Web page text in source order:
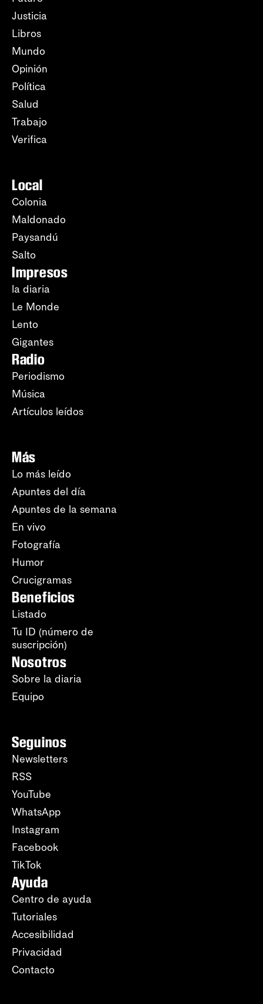
Justicia
Libros
Mundo
Opinión
Política
Salud
Trabajo
Verifica
Local
Colonia
Maldonado
Paysandú
Salto
Impresos
la diaria
Le Monde
Lento
Gigantes
Radio
Periodismo
Música
Artículos leídos
Más
Lo más leído
Apuntes del día
Apuntes de la semana
En vivo
Fotografía
Humor
Crucigramas
Beneficios
Listado
Tu ID (número de
suscripción)
Nosotros
Sobre la diaria
Equipo
Seguinos
Newsletters
RSS
YouTube
WhatsApp
Instagram
Facebook
TikTok
Ayuda
Centro de ayuda
Tutoriales
Accesibilidad
Privacidad
Contacto